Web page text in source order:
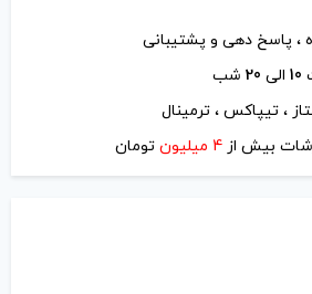
، پاسخ دهی و پشتیبانی
10 الی 20 شب
، تیپاکس ، ترمینال
بیش از 4 میلیون تومان